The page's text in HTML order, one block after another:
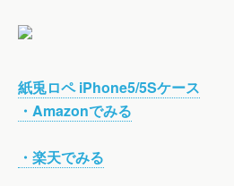
紙兎ロペ iPhone5/5Sケース
・Amazonでみる
・楽天でみる